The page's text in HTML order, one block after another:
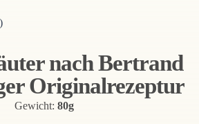
nach Bertrand
Originalrezeptur
Gewicht: 80g